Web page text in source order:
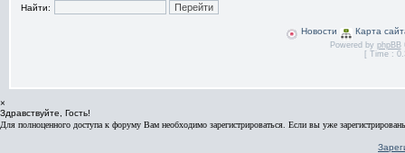
Найти:
Новости Карта
Powered by phpBB
[ Time :
×
Здравствуйте, Гость!
Для полноценного доступа к форуму Вам необходимо зарегистрироваться. Если вы уже